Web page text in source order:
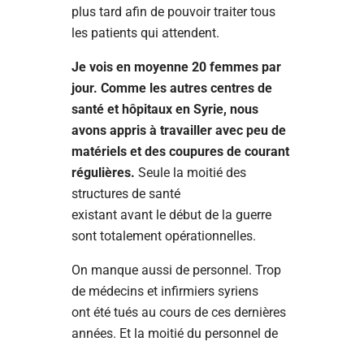
plus tard afin de pouvoir traiter tous
les patients qui attendent.
Je vois en moyenne 20 femmes par
jour. Comme les autres centres de
santé et hôpitaux en Syrie, nous
avons appris à travailler avec peu de
matériels et des coupures de courant
régulières. Seule la moitié des
structures de santé
existant avant le début de la guerre
sont totalement opérationnelles.
On manque aussi de personnel. Trop
de médecins et infirmiers syriens
ont été tués au cours de ces dernières
années. Et la moitié du personnel de